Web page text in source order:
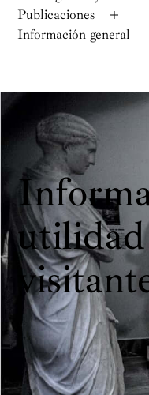
Publicaciones
Información general